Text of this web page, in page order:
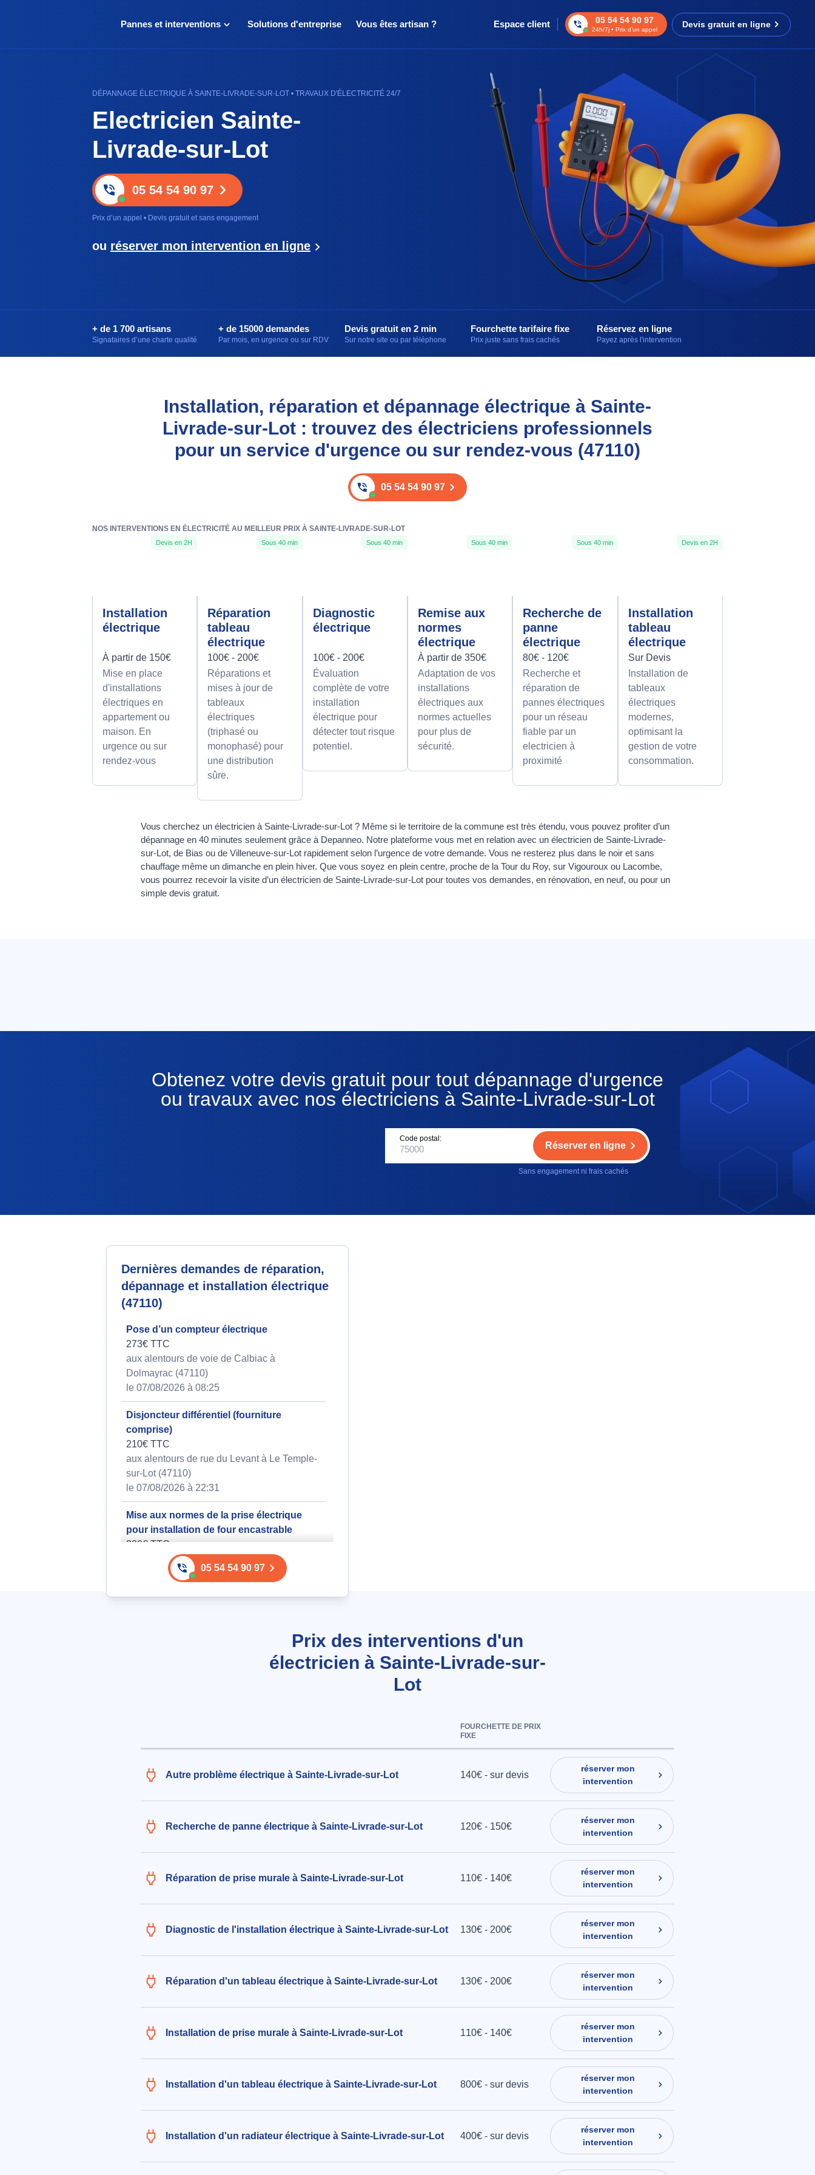
Pannes et interventions Solutions d'entreprise Vous êtes artisan ? Espace client 05 54 54 90 97
24h/7j • Prix d’un appel
Devis gratuit en ligne
DÉPANNAGE ÉLECTRIQUE À SAINTE-LIVRADE-SUR-LOT • TRAVAUX D'ÉLECTRICITÉ 24/7
Electricien Sainte-
Livrade-sur-Lot
05 54 54 90 97
Prix d’un appel • Devis gratuit et sans engagement
ou réserver mon intervention en ligne
+ de 1 700 artisans
Signataires d’une charte qualité
+ de 15000 demandes
Par mois, en urgence ou sur RDV
Devis gratuit en 2 min
Sur notre site ou par téléphone
Fourchette tarifaire fixe
Prix juste sans frais cachés
Réservez en ligne
Payez après l'intervention
Installation, réparation et dépannage électrique à Sainte-
Livrade-sur-Lot : trouvez des électriciens professionnels
pour un service d'urgence ou sur rendez-vous (47110)
05 54 54 90 97
NOS INTERVENTIONS EN ÉLECTRICITÉ AU MEILLEUR PRIX À SAINTE-LIVRADE-SUR-LOT
Devis en 2H
Installation
électrique
À partir de 150€
Mise en place
d'installations
électriques en
appartement ou
maison. En
urgence ou sur
rendez-vous
Sous 40 min
Réparation
tableau
électrique
100€ - 200€
Réparations et
mises à jour de
tableaux
électriques
(triphasé ou
monophasé) pour
une distribution
sûre.
Sous 40 min
Diagnostic
électrique
100€ - 200€
Évaluation
complète de votre
installation
électrique pour
détecter tout risque
potentiel.
Sous 40 min
Remise aux
normes
électrique
À partir de 350€
Adaptation de vos
installations
électriques aux
normes actuelles
pour plus de
sécurité.
Sous 40 min
Recherche de
panne
électrique
80€ - 120€
Recherche et
réparation de
pannes électriques
pour un réseau
fiable par un
electricien à
proximité
Devis en 2H
Installation
tableau
électrique
Sur Devis
Installation de
tableaux
électriques
modernes,
optimisant la
gestion de votre
consommation.
Vous cherchez un électricien à Sainte-Livrade-sur-Lot ? Même si le territoire de la commune est très étendu, vous pouvez profiter d’un
dépannage en 40 minutes seulement grâce à Depanneo. Notre plateforme vous met en relation avec un électricien de Sainte-Livrade-
sur-Lot, de Bias ou de Villeneuve-sur-Lot rapidement selon l’urgence de votre demande. Vous ne resterez plus dans le noir et sans
chauffage même un dimanche en plein hiver. Que vous soyez en plein centre, proche de la Tour du Roy, sur Vigouroux ou Lacombe,
vous pourrez recevoir la visite d’un électricien de Sainte-Livrade-sur-Lot pour toutes vos demandes, en rénovation, en neuf, ou pour un
simple devis gratuit.
Obtenez votre devis gratuit pour tout dépannage d'urgence
ou travaux avec nos électriciens à Sainte-Livrade-sur-Lot
Code postal:
Réserver en ligne
Sans engagement ni frais cachés
Dernières demandes de réparation,
dépannage et installation électrique
(47110)
Pose d’un compteur électrique
273€ TTC
aux alentours de voie de Calbiac à
Dolmayrac (47110)
le 07/08/2026 à 08:25
Disjoncteur différentiel (fourniture
comprise)
210€ TTC
aux alentours de rue du Levant à Le Temple-
sur-Lot (47110)
le 07/08/2026 à 22:31
Mise aux normes de la prise électrique
pour installation de four encastrable
230€ TTC
aux alentours de l'homme del bosc bas à
Dolmayrac (47110)
aux alentours de Impasse Peyriere à Sainte-
aux alentours de Route de Lablasie à Sainte-
le 05/08/2026 à 12:50
05 54 54 90 97
Prix des interventions d'un
électricien à Sainte-Livrade-sur-
Lot
FOURCHETTE DE PRIX
FIXE
Autre problème électrique à Sainte-Livrade-sur-Lot 140€ - sur devis
réserver mon
intervention
Recherche de panne électrique à Sainte-Livrade-sur-Lot 120€ - 150€
réserver mon
intervention
Réparation de prise murale à Sainte-Livrade-sur-Lot 110€ - 140€
réserver mon
intervention
Diagnostic de l'installation électrique à Sainte-Livrade-sur-Lot 130€ - 200€
réserver mon
intervention
Réparation d'un tableau électrique à Sainte-Livrade-sur-Lot 130€ - 200€
réserver mon
intervention
Installation de prise murale à Sainte-Livrade-sur-Lot 110€ - 140€
réserver mon
intervention
Installation d'un tableau électrique à Sainte-Livrade-sur-Lot 800€ - sur devis
réserver mon
intervention
Installation d'un radiateur électrique à Sainte-Livrade-sur-Lot 400€ - sur devis
réserver mon
intervention